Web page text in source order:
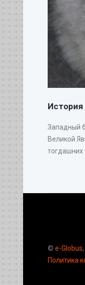
Западный
Великой
тогдашних
© e-Globus
Политика